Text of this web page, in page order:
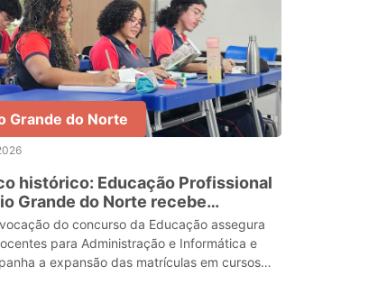
Grande do Norte
histórico: Educação Profissional
Grande do Norte recebe
professores efetivos da rede
do concurso da Educação assegura
para Administração e Informática e
a expansão das matrículas em cursos